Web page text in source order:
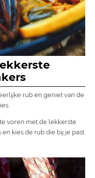
rub en geniet van de
voren met de lekkerste
kies de rub die bij je past.